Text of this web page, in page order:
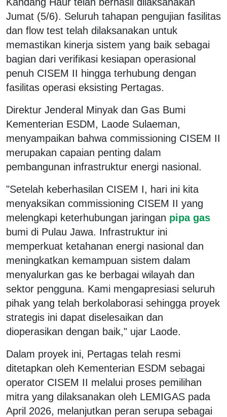
Jumat (5/6). Seluruh tahapan pengujian fasilitas
dan flow test telah dilaksanakan untuk
memastikan kinerja sistem yang baik sebagai
bagian dari verifikasi kesiapan operasional
penuh CISEM II hingga terhubung dengan
fasilitas operasi eksisting Pertagas.
Direktur Jenderal Minyak dan Gas Bumi
Kementerian ESDM, Laode Sulaeman,
menyampaikan bahwa commissioning CISEM II
merupakan capaian penting dalam
pembangunan infrastruktur energi nasional.
"Setelah keberhasilan CISEM I, hari ini kita
menyaksikan commissioning CISEM II yang
melengkapi keterhubungan jaringan pipa gas
bumi di Pulau Jawa. Infrastruktur ini
memperkuat ketahanan energi nasional dan
meningkatkan kemampuan sistem dalam
menyalurkan gas ke berbagai wilayah dan
sektor pengguna. Kami mengapresiasi seluruh
pihak yang telah berkolaborasi sehingga proyek
strategis ini dapat diselesaikan dan
dioperasikan dengan baik," ujar Laode.
Dalam proyek ini, Pertagas telah resmi
ditetapkan oleh Kementerian ESDM sebagai
operator CISEM II melalui proses pemilihan
mitra yang dilaksanakan oleh LEMIGAS pada
April 2026, melanjutkan peran serupa sebagai